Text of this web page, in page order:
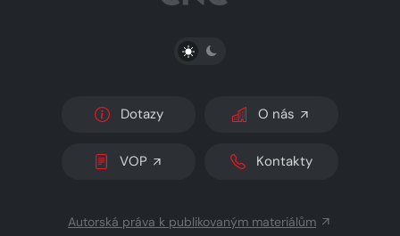
PŘEPNOUT SVĚTLÝ/TMAVÝ REŽIM
Dotazy O nás
VOP Kontakty
Autorská práva k publikovaným materiálům